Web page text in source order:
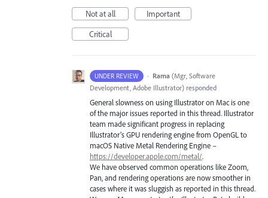
Not at all
Important
Critical
UNDER REVIEW · Rama (Mgr, Software
Development, Adobe Illustrator) responded
General slowness on using Illustrator on Mac is one
of the major issues reported in this thread. Illustrator
team made significant progress in replacing
Illustrator’sGPUrendering engine from OpenGL to
macOS Native Metal Rendering Engine –
https://developer.apple.com/metal/.
We have observed common operations like Zoom,
Pan, and rendering operations are now smoother in
cases where it was sluggish as reported in this thread.